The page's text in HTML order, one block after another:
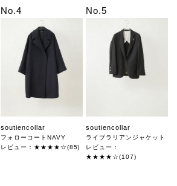
No.4
soutiencollar
フォローコートNAVY
レビュー：★★★★☆(85)
No.5
soutiencollar
ライブラリアンジャケット
レビュー：
★★★★☆(107)